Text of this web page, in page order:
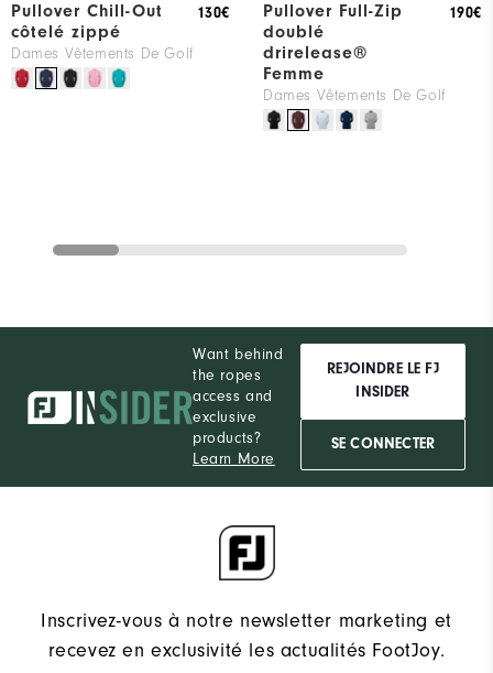
Pullover Chill-Out
côtelé zippé
Dames Vêtements De Golf
130€
Pullover Full-Zip
doublé
drirelease®
Femme
Dames Vêtements De Golf
190€
Want behind
the ropes
access and
exclusive
products?
Learn More
REJOINDRE LE FJ
INSIDER
SE CONNECTER
Inscrivez-vous à notre newsletter marketing et
recevez en exclusivité les actualités FootJoy.